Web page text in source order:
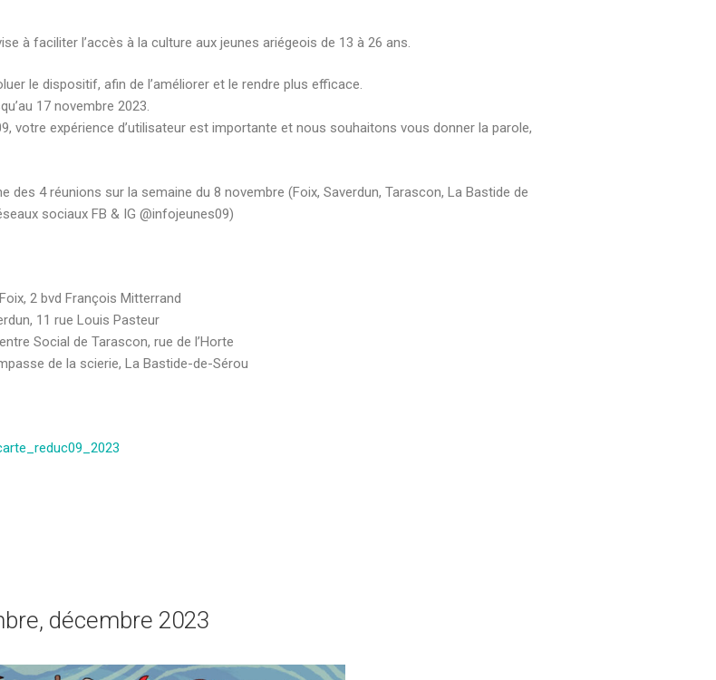
à faciliter l’accès à la culture aux jeunes ariégeois de 13 à 26 ans.
le dispositif, afin de l’améliorer et le rendre plus efficace.
17 novembre 2023.
votre expérience d’utilisateur est importante et nous souhaitons vous donner la parole,
des 4 réunions sur la semaine du 8 novembre (Foix, Saverdun, Tarascon, La Bastide de
sociaux FB & IG @infojeunes09)
2 bvd François Mitterrand
11 rue Louis Pasteur
Social de Tarascon, rue de l’Horte
de la scierie, La Bastide-de-Sérou
décembre 2023